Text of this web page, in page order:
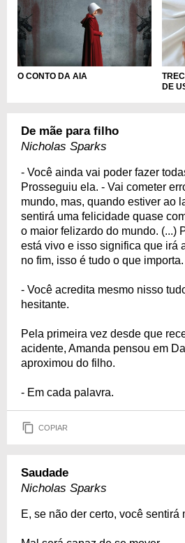
O CONTO DA AIA
DE
De mãe para filho
Nicholas Sparks
- Você ainda vai poder fazer
Prosseguiu ela. - Vai cometer
mundo, mas, quando estiver ao
sentirá uma felicidade quase
o maior felizardo do mundo. (...)
está vivo e isso significa que irá
no fim, isso é tudo o que importa.
- Você acredita mesmo nisso
hesitante.
Pela primeira vez desde que
acidente, Amanda pensou em
aproximou do filho.
- Em cada palavra.
COPIAR
Saudade
Nicholas Sparks
E, se não der certo, você sentirá